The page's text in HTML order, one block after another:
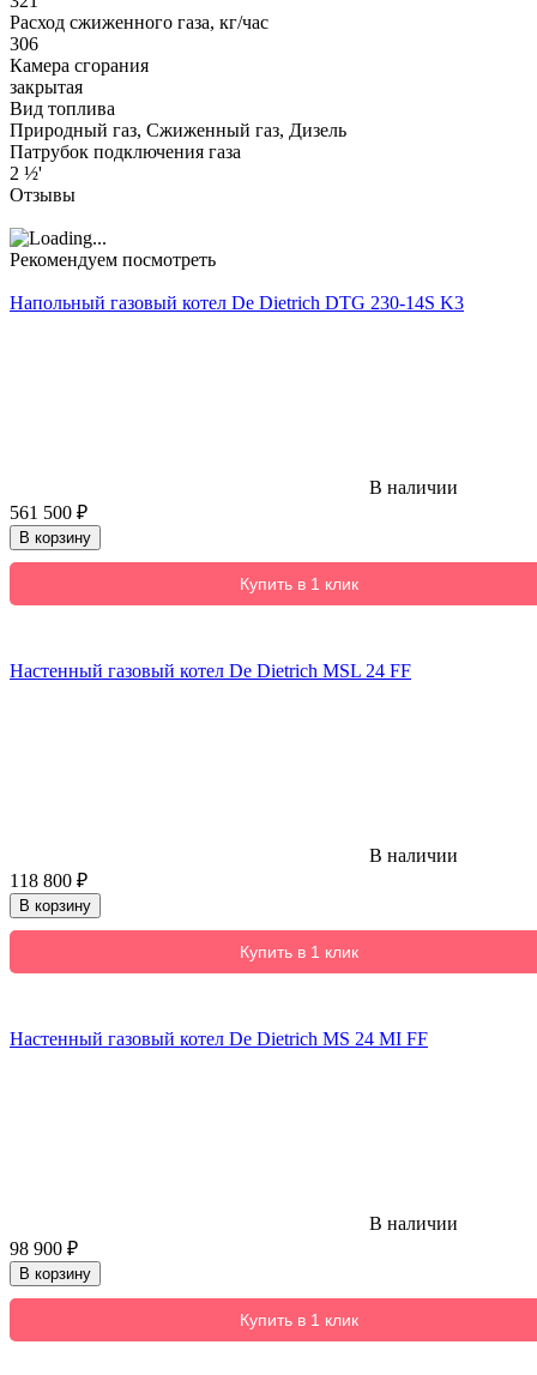
Расход сжиженного газа, кг/час
306
Камера сгорания
закрытая
Вид топлива
Природный газ, Сжиженный газ, Дизель
Патрубок подключения газа
2 ½'
Отзывы
Рекомендуем посмотреть
Напольный газовый котел De Dietrich DTG 230-14S K3
В наличии
561 500 ₽
В корзину
Купить в 1 клик
Настенный газовый котел De Dietrich MSL 24 FF
В наличии
118 800 ₽
В корзину
Купить в 1 клик
Настенный газовый котел De Dietrich MS 24 MI FF
В наличии
98 900 ₽
В корзину
Купить в 1 клик